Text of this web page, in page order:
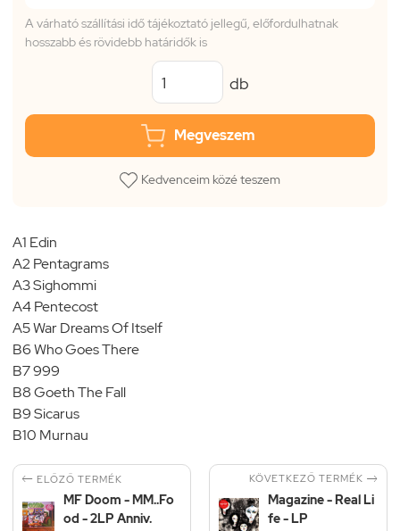
A várható szállítási idő tájékoztató jellegű, előfordulhatnak
hosszabb és rövidebb határidők is
db
Megveszem
Kedvenceim közé teszem
A1 Edin
A2 Pentagrams
A3 Sighommi
A4 Pentecost
A5 War Dreams Of Itself
B6 Who Goes There
B7 999
B8 Goeth The Fall
B9 Sicarus
B10 Murnau
 ELŐZŐ TERMÉK
MF Doom - MM..Fo
od - 2LP Anniv.
KÖVETKEZŐ TERMÉK 
Magazine - Real Li
fe - LP